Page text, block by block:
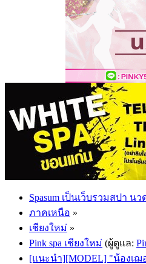
Spasum เป็นเว็บรวมสปา
ภาคเหนือ »
เชียงใหม่ »
Pink spa เชียงใหม่ (ผู้ดูแล:
[แนะนำ][MODEL] "น้องเฌ